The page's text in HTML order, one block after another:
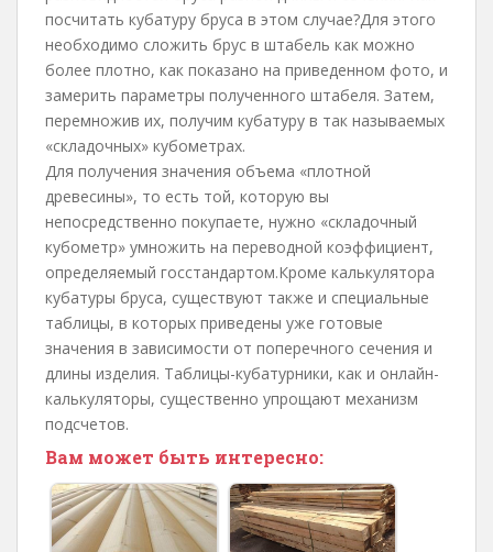
посчитать кубатуру бруса в этом случае?Для этого
необходимо сложить брус в штабель как можно
более плотно, как показано на приведенном фото, и
замерить параметры полученного штабеля. Затем,
перемножив их, получим кубатуру в так называемых
«складочных» кубометрах.
Для получения значения объема «плотной
древесины», то есть той, которую вы
непосредственно покупаете, нужно «складочный
кубометр» умножить на переводной коэффициент,
определяемый госстандартом.Кроме калькулятора
кубатуры бруса, существуют также и специальные
таблицы, в которых приведены уже готовые
значения в зависимости от поперечного сечения и
длины изделия. Таблицы-кубатурники, как и онлайн-
калькуляторы, существенно упрощают механизм
подсчетов.
Вам может быть интересно: